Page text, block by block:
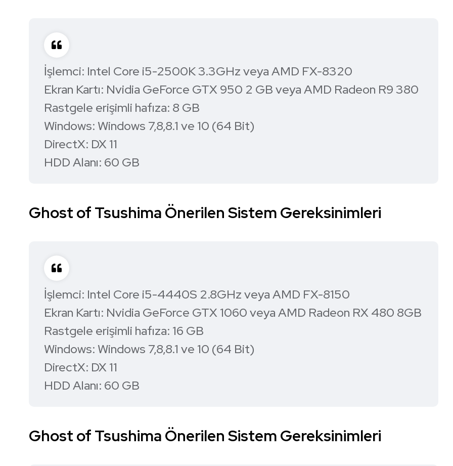
İşlemci: Intel Core i5-2500K 3.3GHz veya AMD FX-8320
Ekran Kartı: Nvidia GeForce GTX 950 2 GB veya AMD Radeon R9 380
Rastgele erişimli hafıza: 8 GB
Windows: Windows 7,8,8.1 ve 10 (64 Bit)
DirectX: DX 11
HDD Alanı: 60 GB
Ghost of Tsushima Önerilen Sistem Gereksinimleri
İşlemci: Intel Core i5-4440S 2.8GHz veya AMD FX-8150
Ekran Kartı: Nvidia GeForce GTX 1060 veya AMD Radeon RX 480 8GB
Rastgele erişimli hafıza: 16 GB
Windows: Windows 7,8,8.1 ve 10 (64 Bit)
DirectX: DX 11
HDD Alanı: 60 GB
Ghost of Tsushima Önerilen Sistem Gereksinimleri